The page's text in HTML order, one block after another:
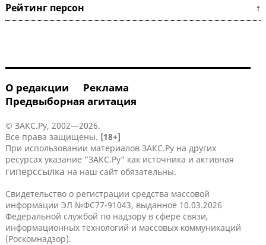
Рейтинг персон ↑
О редакции
Реклама
Предвыборная агитация
© ЗАКС.Ру, 2002—2026.
Все права защищены. [18+]
При использовании материалов ЗАКС.Ру на других
ресурсах указание "ЗАКС.Ру" как источника и активная
гиперссылка на наш сайт обязательны.
Свидетельство о регистрации средства массовой
информации ЭЛ №ФС77-91043, выданное 10.03.2026
Федеральной службой по надзору в сфере связи,
информационных технологий и массовых коммуникаций
(Роскомнадзор).